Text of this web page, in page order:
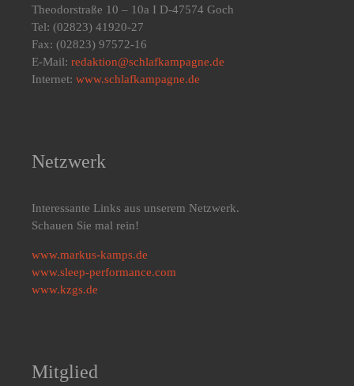
Theodorstraße 10 – 10a I D-47574 Goch
Tel: (02823) 41920-27
Fax: (02823) 97572-16
E-Mail: redaktion@schlafkampagne.de
Internet: www.schlafkampagne.de
Netzwerk
Interessante Links aus unserem Netzwerk.
Schauen Sie mal rein!
www.markus-kamps.de
www.sleep-performance.com
www.kzgs.de
Mitglied